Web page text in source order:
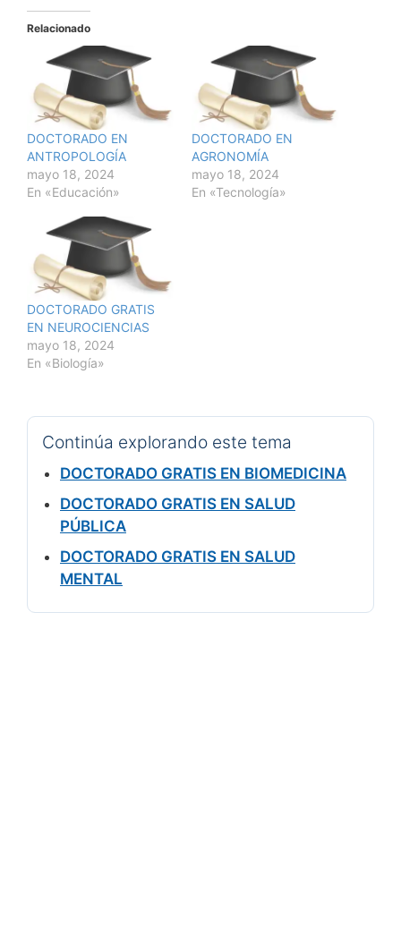
Relacionado
DOCTORADO EN
ANTROPOLOGÍA
mayo 18, 2024
En «Educación»
DOCTORADO EN
AGRONOMÍA
mayo 18, 2024
En «Tecnología»
DOCTORADO GRATIS
EN NEUROCIENCIAS
mayo 18, 2024
En «Biología»
Continúa explorando este tema
DOCTORADO GRATIS EN BIOMEDICINA
DOCTORADO GRATIS EN SALUD
PÚBLICA
DOCTORADO GRATIS EN SALUD
MENTAL